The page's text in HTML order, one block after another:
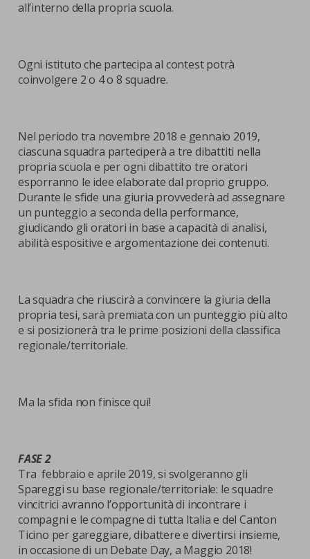
all’interno della propria scuola.
Ogni istituto che partecipa al contest potrà
coinvolgere 2 o 4 o 8 squadre.
Nel periodo tra novembre 2018 e gennaio 2019,
ciascuna squadra parteciperà a tre dibattiti nella
propria scuola e per ogni dibattito tre oratori
esporranno le idee elaborate dal proprio gruppo.
Durante le sfide una giuria provvederà ad assegnare
un punteggio a seconda della performance,
giudicando gli oratori in base a capacità di analisi,
abilità espositive e argomentazione dei contenuti.
La squadra che riuscirà a convincere la giuria della
propria tesi, sarà premiata con un punteggio più alto
e si posizionerà tra le prime posizioni della classifica
regionale/territoriale.
Ma la sfida non finisce qui!
FASE 2
Tra febbraio e aprile 2019, si svolgeranno gli
Spareggi su base regionale/territoriale: le squadre
vincitrici avranno l’opportunità di incontrare i
compagni e le compagne di tutta Italia e del Canton
Ticino per gareggiare, dibattere e divertirsi insieme,
in occasione di un Debate Day, a Maggio 2018!